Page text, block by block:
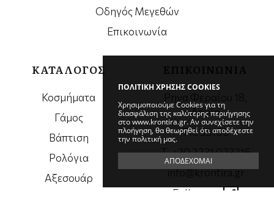
ΠΟΛΙΤΙΚΗ ΧΡΗΣΗΣ COOKIES
Χρησιμοποιούμε Cookies για τη
διασφάλιση της καλύτερης περιήγησης
στο www.krontira.gr. Αν συνεχίσετε την
πλοήγηση, θα θεωρηθεί ότι αποδέχεστε
την πολιτική μας.
ΑΠΟΔΕΧΟΜΑΙ
Οδηγός Μεγεθών
Επικοινωνία
ΚΑΤΑΛΟΓΟΣ
Κοσμήματα
Γάμος
Βάπτιση
Ρολόγια
Αξεσουάρ
Λαμία
ΤΚ. 35100
Τ. +30 2231 023216
info@krontira.gr
Follow us